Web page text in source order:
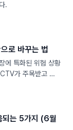
.
로 바꾸는 법
에 특화된 위험 상황
가 주목받고 있
되는 5가지 (6월